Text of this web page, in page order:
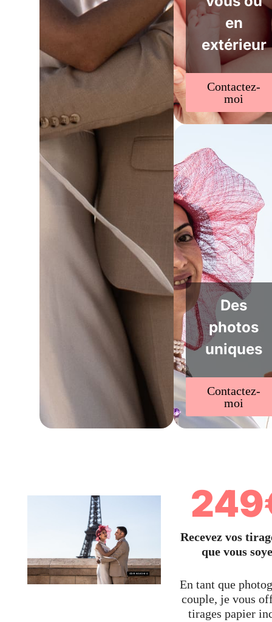
en
extérieur
Contactez-
moi
Des
photos
uniques
Contactez-
moi
Recevez vos
que vous
En tant que
couple, je vous
tirages papier